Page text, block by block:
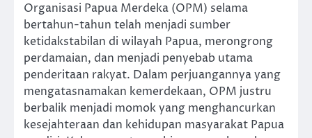
Organisasi Papua Merdeka (OPM) selama
bertahun-tahun telah menjadi sumber
ketidakstabilan di wilayah Papua, merongrong
perdamaian, dan menjadi penyebab utama
penderitaan rakyat. Dalam perjuangannya yang
mengatasnamakan kemerdekaan, OPM justru
berbalik menjadi momok yang menghancurkan
kesejahteraan dan kehidupan masyarakat Papua